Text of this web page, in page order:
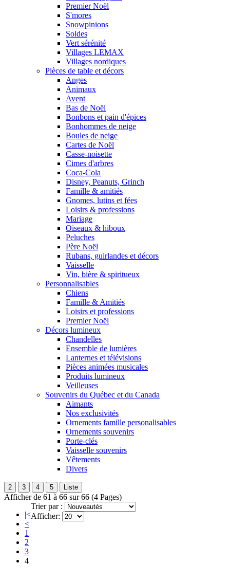
Premier Noël
S'mores
Snowpinions
Soldes
Vert sérénité
Villages LEMAX
Villages nordiques
Pièces de table et décors
Anges
Animaux
Avent
Bas de Noël
Bonbons et pain d'épices
Bonhommes de neige
Boules de neige
Cartes de Noël
Casse-noisette
Cimes d'arbres
Coca-Cola
Disney, Peanuts, Grinch
Famille & amitiés
Gnomes, lutins et fées
Loisirs & professions
Mariage
Oiseaux & hiboux
Peluches
Père Noël
Rubans, guirlandes et décors
Vaisselle
Vin, bière & spiritueux
Personnalisables
Chiens
Famille & Amitiés
Loisirs et professions
Premier Noël
Décors lumineux
Chandelles
Ensemble de lumières
Lanternes et télévisions
Pièces animées musicales
Produits lumineux
Veilleuses
Souvenirs du Québec et du Canada
Aimants
Nos exclusivités
Ornements famille personalisables
Ornements souvenirs
Porte-clés
Vaisselle souvenirs
Vêtements
Divers
2 3 4 5 Liste
Afficher de 61 à 66 sur 66 (4 Pages)
|<
<
1
2
3
4
Trier par :
Afficher: